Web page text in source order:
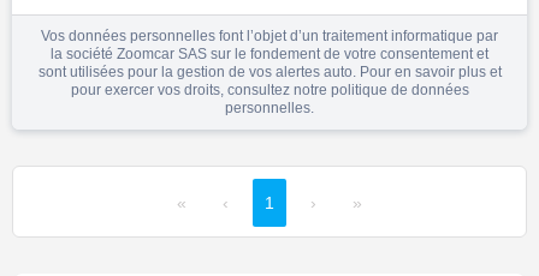
Vos données personnelles font l’objet d’un traitement informatique par
la société Zoomcar SAS sur le fondement de votre consentement et
sont utilisées pour la gestion de vos alertes auto. Pour en savoir plus et
pour exercer vos droits, consultez notre politique de données
personnelles.
« ‹ 1 › »